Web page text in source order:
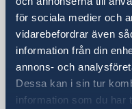
för sociala medier och
vidarebefordrar även
information från din
annons- och
Dessa kan i sin tur
information som du har
Sverige i
Sveriges
Besöksadress